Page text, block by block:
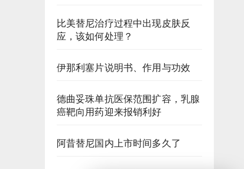
比美替尼治疗过程中出现皮肤反
应，该如何处理？
伊那利塞片说明书、作用与功效
德曲妥珠单抗医保范围扩容，乳腺
癌靶向用药迎来报销利好
阿昔替尼国内上市时间多久了